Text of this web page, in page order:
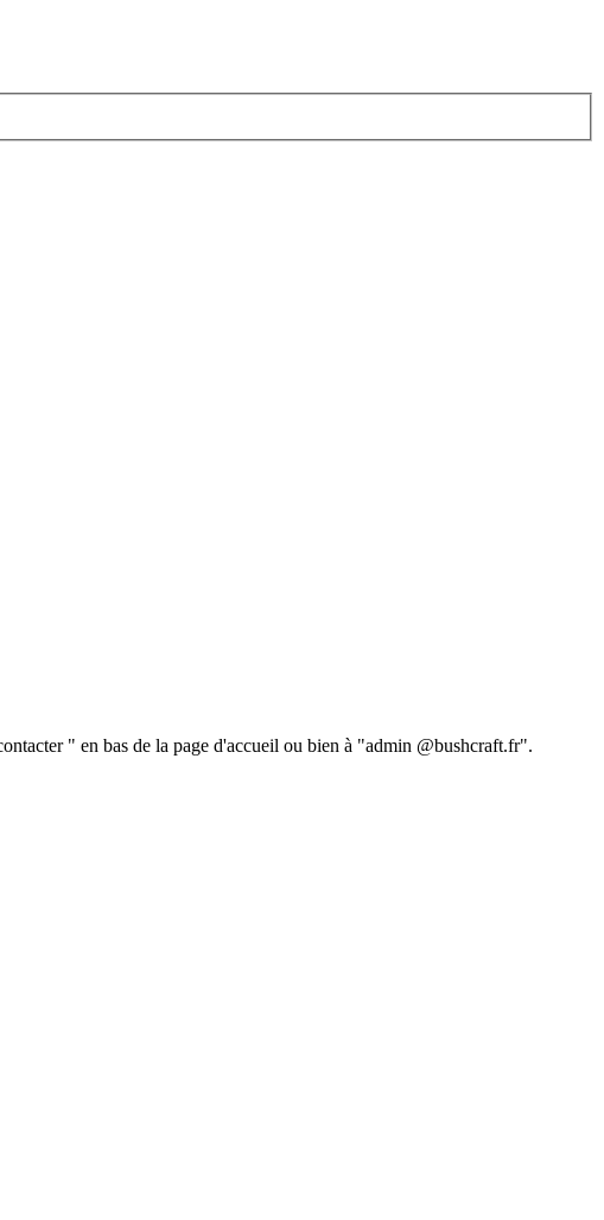
" en bas de la page d'accueil ou bien à "admin @bushcraft.fr".